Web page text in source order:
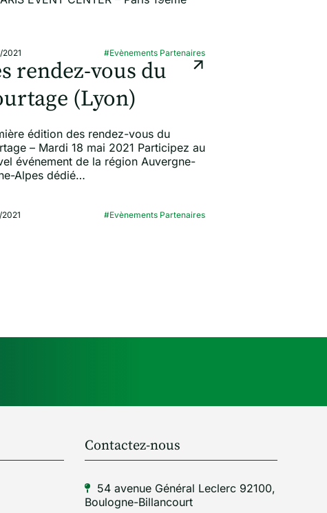
#Evènements Partenaires
rendez-vous du
(Lyon)
édition des rendez-vous du
– Mardi 18 mai 2021 Participez au
événement de la région Auvergne-
Alpes dédié…
#Evènements Partenaires
Contactez-nous
54 avenue Général Leclerc 92100,
Boulogne-Billancourt